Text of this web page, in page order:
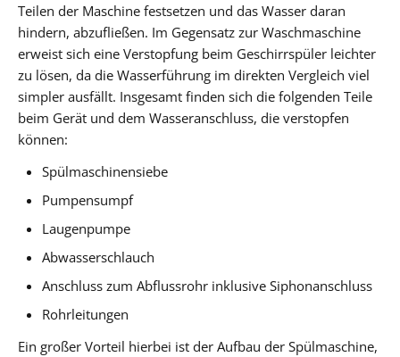
Teilen der Maschine festsetzen und das Wasser daran
hindern, abzufließen. Im Gegensatz zur Waschmaschine
erweist sich eine Verstopfung beim Geschirrspüler leichter
zu lösen, da die Wasserführung im direkten Vergleich viel
simpler ausfällt. Insgesamt finden sich die folgenden Teile
beim Gerät und dem Wasseranschluss, die verstopfen
können:
Spülmaschinensiebe
Pumpensumpf
Laugenpumpe
Abwasserschlauch
Anschluss zum Abflussrohr inklusive Siphonanschluss
Rohrleitungen
Ein großer Vorteil hierbei ist der Aufbau der Spülmaschine,